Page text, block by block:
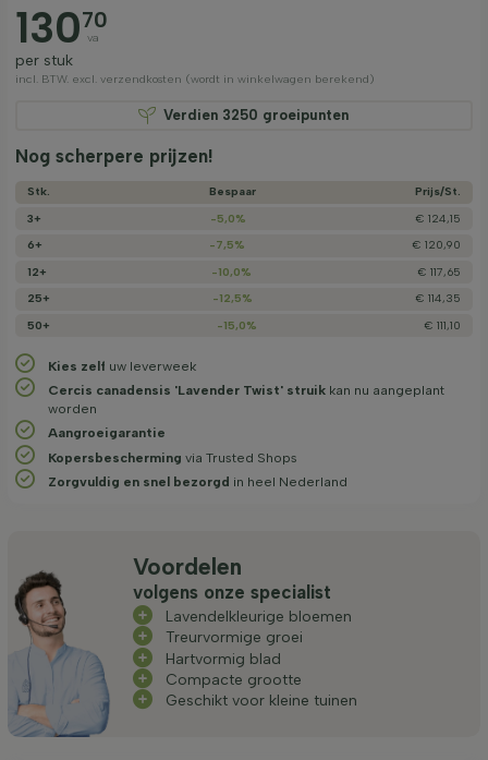
13070
va
per stuk
incl. BTW. excl. verzendkosten (wordt in winkelwagen berekend)
Verdien 3250 groeipunten
Nog scherpere prijzen!
Stk. Bespaar
Prijs/­St.
3+
-5,0%
€ 124,15
6+
-7,5%
€ 120,90
12+
-10,0%
€ 117,65
25+
-12,5%
€ 114,35
50+
-15,0% € 111,10
Kies zelf uw leverweek
Cercis canadensis 'Lavender Twist' struik kan nu aangeplant
worden
Aangroeigarantie
Kopersbescherming via Trusted Shops
Zorgvuldig en snel bezorgd in heel Nederland
Voordelen
volgens onze specialist
Lavendelkleurige bloemen
Treurvormige groei
Hartvormig blad
Compacte grootte
Geschikt voor kleine tuinen